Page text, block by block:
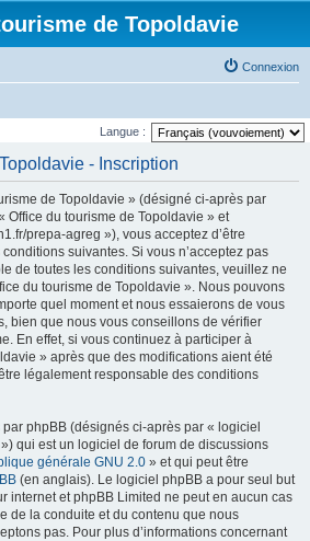
de Topoldavie
Connexion
Langue :
- Inscription
de Topoldavie » (désigné ci-après par
Office du tourisme de Topoldavie » et
prepa-agreg »), vous acceptez d’être
suivantes. Si vous n’acceptez pas
de toutes les conditions suivantes, veuillez ne
du tourisme de Topoldavie ». Nous pouvons
quel moment et nous essaierons de vous
bien que nous vous conseillons de vérifier
En effet, si vous continuez à participer à
» après que des modifications aient été
légalement responsable des conditions
phpBB (désignés ci-après par « logiciel
qui est un logiciel de forum de discussions
générale GNU 2.0 » et qui peut être
(en anglais). Le logiciel phpBB a pour seul but
internet et phpBB Limited ne peut en aucun cas
de la conduite et du contenu que nous
pas. Pour plus d’informations concernant